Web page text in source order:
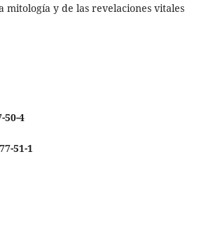
mitología y de las revelaciones vitales
50-4
51-1